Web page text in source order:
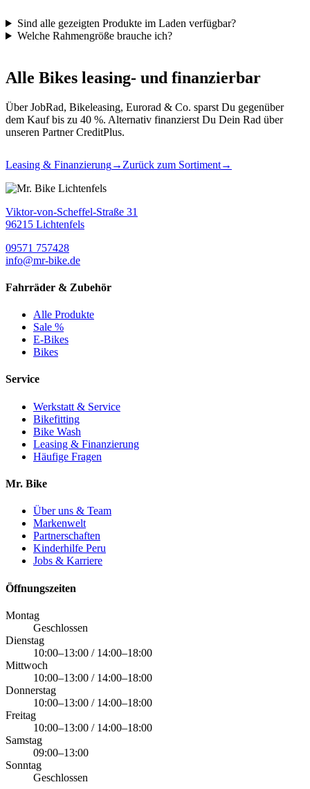
Sind alle gezeigten Produkte im Laden verfügbar?
Welche Rahmengröße brauche ich?
Alle Bikes leasing- und finanzierbar
Über JobRad, Bikeleasing, Eurorad & Co. sparst Du gegenüber
dem Kauf bis zu 40 %. Alternativ finanzierst Du Dein Rad über
unseren Partner CreditPlus.
Leasing & Finanzierung→ Zurück zum Sortiment→
Viktor-von-Scheffel-Straße 31
96215 Lichtenfels
09571 757428
info@mr-bike.de
Fahrräder & Zubehör
Alle Produkte
Sale %
E-Bikes
Bikes
Service
Werkstatt & Service
Bikefitting
Bike Wash
Leasing & Finanzierung
Häufige Fragen
Mr. Bike
Über uns & Team
Markenwelt
Partnerschaften
Kinderhilfe Peru
Jobs & Karriere
Öffnungszeiten
Montag
Geschlossen
Dienstag
10:00–13:00 / 14:00–18:00
Mittwoch
10:00–13:00 / 14:00–18:00
Donnerstag
10:00–13:00 / 14:00–18:00
Freitag
10:00–13:00 / 14:00–18:00
Samstag
09:00–13:00
Sonntag
Geschlossen